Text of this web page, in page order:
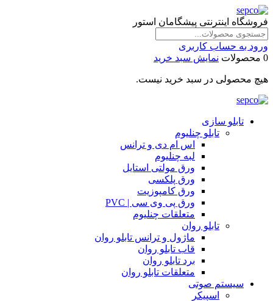
فروشگاه اینترنتی پیشگامان استور
ورود به حساب کاربری
0 محصولات
نمایش سبد خرید
هیچ محصولی در سبد خرید نیست.
تابلو سازی
تابلو چنلیوم
اس ام دی و ترانس
لبه چنلیوم
ورق مولتی استایل
ورق پلکسی
ورق کامپوزیت
ورق پی وی سی | PVC
متعلقات چنلیوم
تابلو روان
ماژول و ترانس تابلو روان
قاب تابلو روان
برد تابلو روان
متعلقات تابلو روان
سیستم صوتی
اسپیکر